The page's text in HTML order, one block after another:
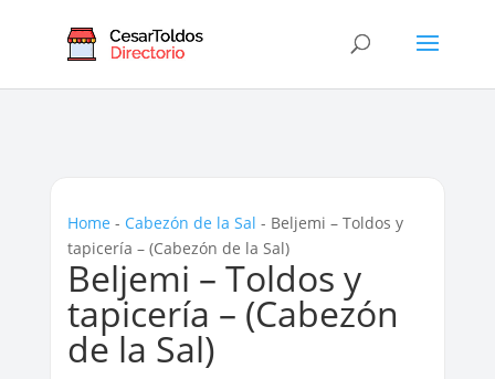
Home - Cabezón de la Sal - Beljemi – Toldos y
tapicería – (Cabezón de la Sal)
Beljemi – Toldos y
tapicería – (Cabezón
de la Sal)